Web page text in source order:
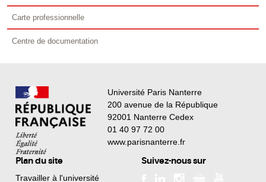
Carte professionnelle
Centre de documentation
Université Paris Nanterre
200 avenue de la République
92001 Nanterre Cedex
01 40 97 72 00
www.parisnanterre.fr
Plan du site
Travailler à l'université
Suivez-nous sur